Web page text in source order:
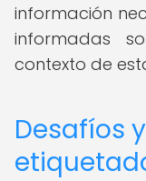
información
informadas
contexto de
Desafíos